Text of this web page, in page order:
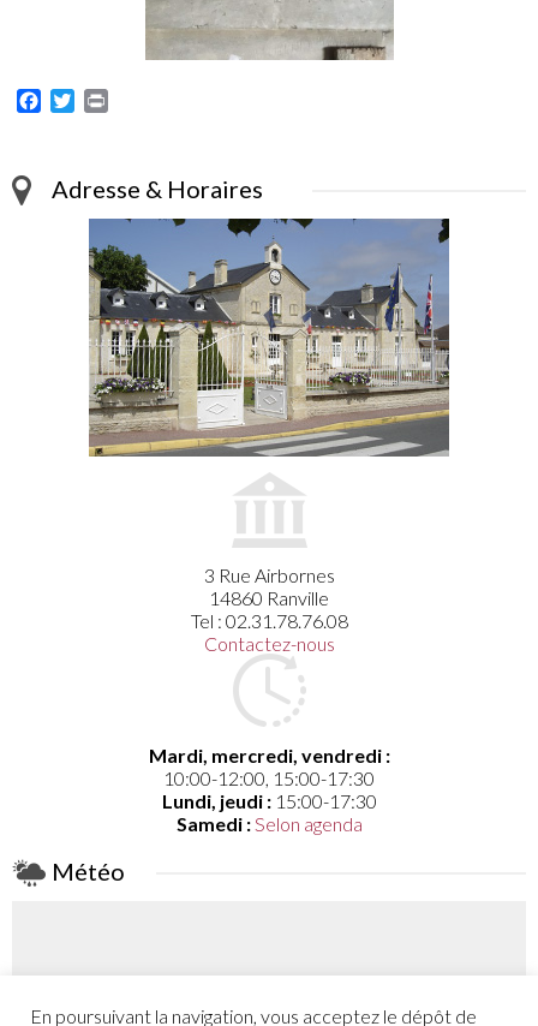
Facebook
Twitter
Adresse & Horaires
3 Rue Airbornes
14860 Ranville
Tel : 02.31.78.76.08
Contactez-nous
Mardi, mercredi, vendredi :
10:00-12:00, 15:00-17:30
Lundi, jeudi :15:00-17:30
Samedi :Selon agenda
Météo
Coefficient
En poursuivant la navigation, vous acceptez le dépôt de